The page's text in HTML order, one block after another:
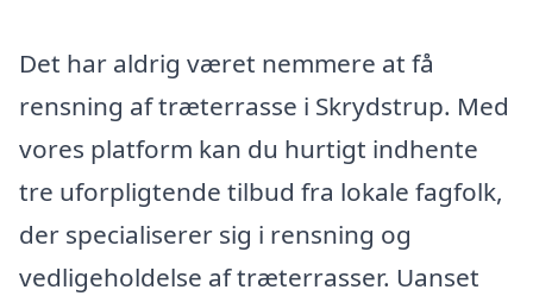
Det har aldrig været nemmere at få
rensning af træterrasse i Skrydstrup. Med
vores platform kan du hurtigt indhente
tre uforpligtende tilbud fra lokale fagfolk,
der specialiserer sig i rensning og
vedligeholdelse af træterrasser. Uanset